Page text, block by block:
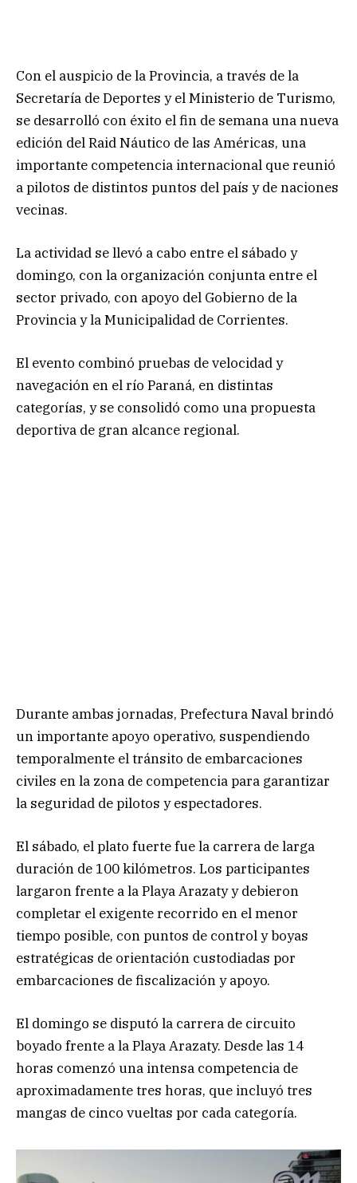
Con el auspicio de la Provincia, a través de la
Secretaría de Deportes y el Ministerio de Turismo,
se desarrolló con éxito el fin de semana una nueva
edición del Raid Náutico de las Américas, una
importante competencia internacional que reunió
a pilotos de distintos puntos del país y de naciones
vecinas.
La actividad se llevó a cabo entre el sábado y
domingo, con la organización conjunta entre el
sector privado, con apoyo del Gobierno de la
Provincia y la Municipalidad de Corrientes.
El evento combinó pruebas de velocidad y
navegación en el río Paraná, en distintas
categorías, y se consolidó como una propuesta
deportiva de gran alcance regional.
Durante ambas jornadas, Prefectura Naval brindó
un importante apoyo operativo, suspendiendo
temporalmente el tránsito de embarcaciones
civiles en la zona de competencia para garantizar
la seguridad de pilotos y espectadores.
El sábado, el plato fuerte fue la carrera de larga
duración de 100 kilómetros. Los participantes
largaron frente a la Playa Arazaty y debieron
completar el exigente recorrido en el menor
tiempo posible, con puntos de control y boyas
estratégicas de orientación custodiadas por
embarcaciones de fiscalización y apoyo.
El domingo se disputó la carrera de circuito
boyado frente a la Playa Arazaty. Desde las 14
horas comenzó una intensa competencia de
aproximadamente tres horas, que incluyó tres
mangas de cinco vueltas por cada categoría.